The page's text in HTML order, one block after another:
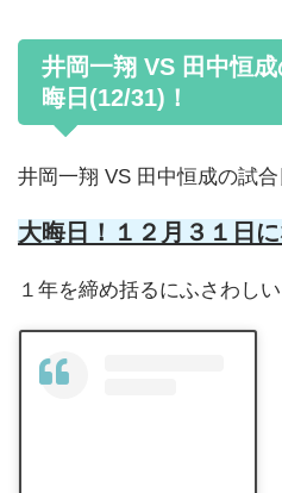
井岡一翔 VS 田中恒
晦日(12/31)！
井岡一翔 VS 田中恒成の試
大晦日！１２月３１日に
１年を締め括るにふさわし